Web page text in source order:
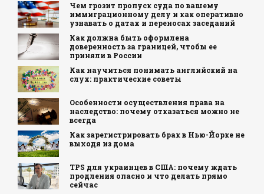
Чем грозит пропуск суда по вашему
иммиграционному делу и как оперативно
узнавать о датах и переносах заседаний
Как должна быть оформлена
доверенность за границей, чтобы ее
приняли в России
Как научиться понимать английский на
слух: практические советы
Особенности осуществления права на
наследство: почему отказаться можно не
всегда
Как зарегистрировать брак в Нью-Йорке не
выходя из дома
TPS для украинцев в США: почему ждать
продления опасно и что делать прямо
сейчас